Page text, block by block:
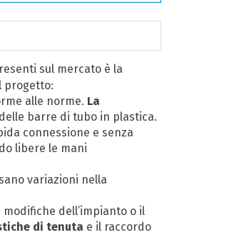
sul mercato è la
progetto:
alle norme. La
barre di tubo in plastica.
connessione e senza
libere le mani
variazioni nella
dell’impianto o il
di tenuta e il raccordo